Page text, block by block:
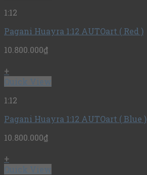
1:12
Pagani Huayra 1:12 AUTOart ( Red )
10.800.000₫
+
Quick View
1:12
Pagani Huayra 1:12 AUTOart ( Blue )
10.800.000₫
+
Quick View